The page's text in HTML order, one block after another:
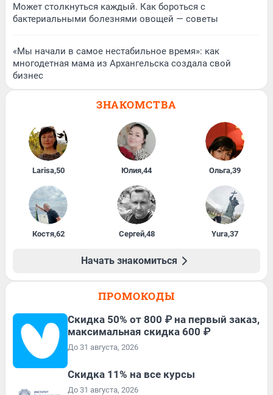
Может столкнуться каждый. Как бороться с
бактериальными болезнями овощей — советы
«Мы начали в самое нестабильное время»: как
многодетная мама из Архангельска создала свой
бизнес
ЗНАКОМСТВА
Larisa,50 Юлия,44 Ольга,39
Костя,62 Сергей,48 Yura,37
Начать знакомиться
ПРОМОКОДЫ
Скидка 50% от 800 ₽ на первый заказ,
максимальная скидка 600 ₽
До 31 августа, 2026
Скидка 11% на все курсы
До 31 августа, 2026